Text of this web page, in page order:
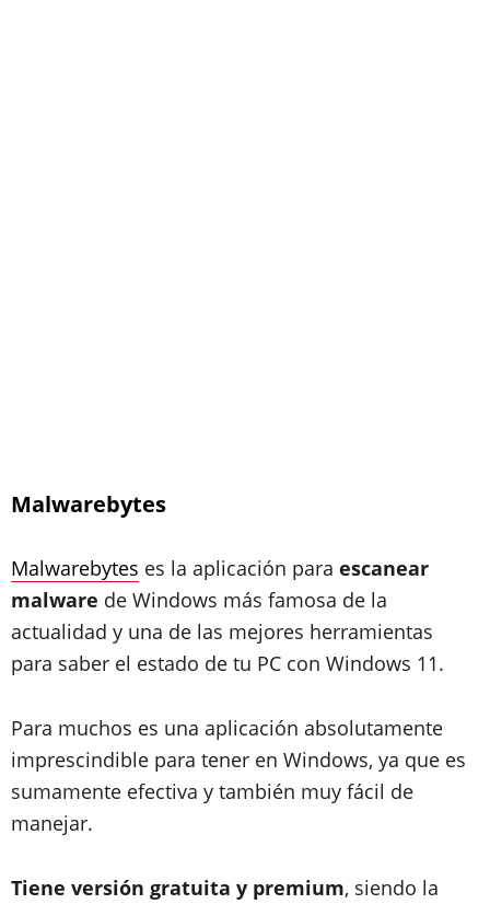
Malwarebytes
Malwarebytes es la aplicación para escanear
malware de Windows más famosa de la
actualidad y una de las mejores herramientas
para saber el estado de tu PC con Windows 11.
Para muchos es una aplicación absolutamente
imprescindible para tener en Windows, ya que es
sumamente efectiva y también muy fácil de
manejar.
Tiene versión gratuita y premium, siendo la